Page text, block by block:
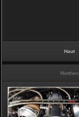
Haut
Mattheo